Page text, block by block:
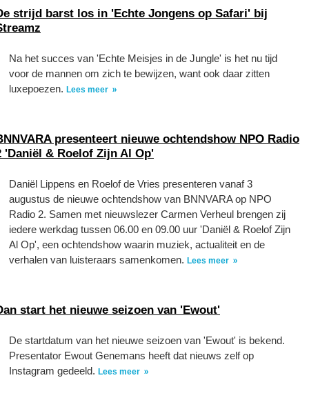
strijd barst los in 'Echte Jongens op Safari' bij
Na het succes van 'Echte Meisjes in de Jungle' is het nu tijd
voor de mannen om zich te bewijzen, want ook daar zitten
luxepoezen. Lees meer
presenteert nieuwe ochtendshow NPO Radio
'Daniël & Roelof Zijn Al Op'
Daniël Lippens en Roelof de Vries presenteren vanaf 3
augustus de nieuwe ochtendshow van BNNVARA op NPO
Radio 2. Samen met nieuwslezer Carmen Verheul brengen zij
iedere werkdag tussen 06.00 en 09.00 uur 'Daniël & Roelof Zijn
Al Op', een ochtendshow waarin muziek, actualiteit en de
verhalen van luisteraars samenkomen. Lees meer
start het nieuwe seizoen van 'Ewout'
De startdatum van het nieuwe seizoen van 'Ewout' is bekend.
Presentator Ewout Genemans heeft dat nieuws zelf op
Instagram gedeeld. Lees meer